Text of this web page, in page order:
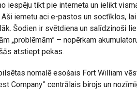
iespēju tikt pie interneta un ielikt
iemetu aci e-pastos un soctīklos,
Šodien ir svētdiena un salīdzinoši
„problēmām” – nopērkam
atstiept pekas.
nomalē esošais Fort William
Company” centrālais birojs un